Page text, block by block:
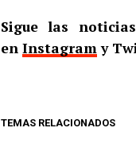
Sigue las
en Instagramy
TEMAS RELACIONADOS